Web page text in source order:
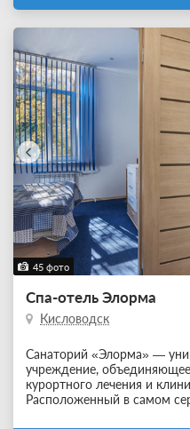
45 фото
Спа-отель Элорма
Кисловодск
Санаторий «Элорма» —
учреждение,
курортного лечения и
Расположенный в самом